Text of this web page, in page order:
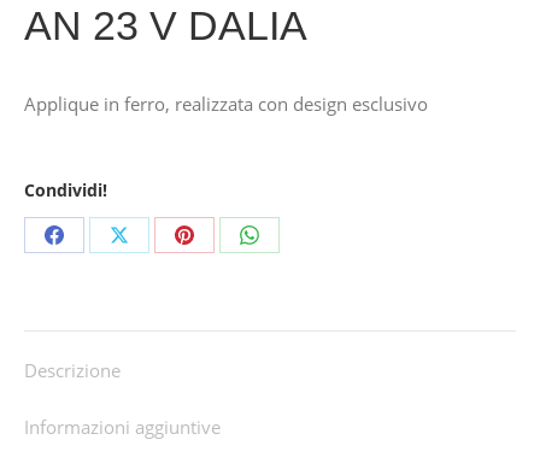
AN 23 V DALIA
Applique in ferro, realizzata con design esclusivo
Condividi!
Share Share Share Share
Descrizione
Informazioni aggiuntive